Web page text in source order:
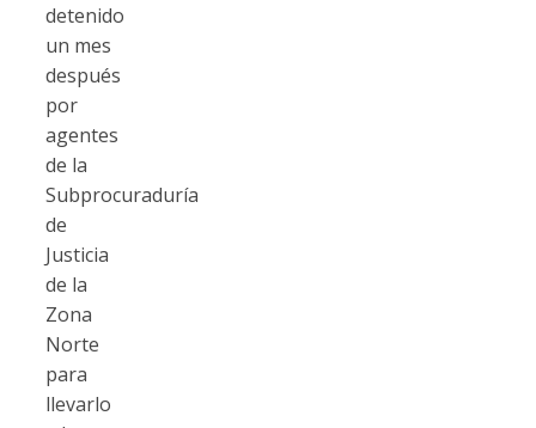
detenido
un mes
después
por
agentes
de la
Subprocuraduría
de
Justicia
de la
Zona
Norte
para
llevarlo